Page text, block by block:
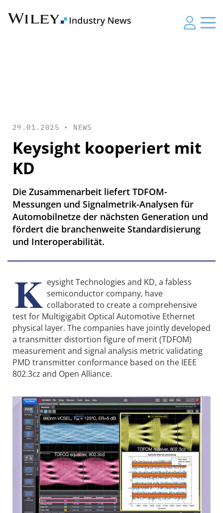
29.01.2025 • NEWS
Keysight kooperiert mit
KD
Die Zusammenarbeit liefert TDFOM-
Messungen und Signalmetrik-Analysen für
Automobilnetze der nächsten Generation und
fördert die branchenweite Standardisierung
und Interoperabilität.
K eysight Technologies and KD, a fabless
semiconductor company, have
collaborated to create a comprehensive
test for Multigigabit Optical Automotive Ethernet
physical layer. The companies have jointly developed
a transmitter distortion figure of merit (TDFOM)
measurement and signal analysis metric validating
PMD transmitter conformance based on the IEEE
802.3cz and Open Alliance.